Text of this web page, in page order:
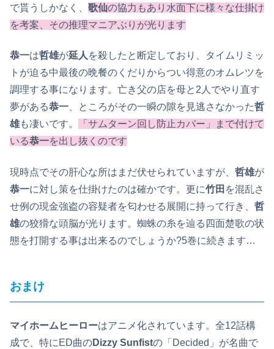
で貰うしかなく、 歌仙の協力もあり水面下に様々な仕掛け
を考案、その推理マニアぶりが光ります
恭一は哲雄が延人 を殺したと断定しており、タイムリミッ
トが迫る中最後の晩餐のくだりからつい得意のオムレツを
調理する事になります。亡き父の店を母と2人でやり直す
夢がある恭一 、ところがその一瞬の隙を見逃さなかった哲
雄も凄いです。
「サムターン回し防止カバー」まで付けて
いる恭一を出し抜くのです
現時点でその肝心な所はまだ伏せられていますが、 哲雄が
恭一に対し策を仕掛けたのは確かです。更に竹田 を混乱さ
せ例の現金強盗の容疑者を匂わせる展開に持って行き、 哲
雄の狡猾な頭脳が光ります。蜘蛛の糸を辿る四面楚歌の状
態を打開する事は出来るのでしょうか?5巻に続きます…
おまけ
マイホームヒーローはアニメ化されています。全12話構
成で、特にED曲のDizzy Sunfistの「Decided」が名曲で